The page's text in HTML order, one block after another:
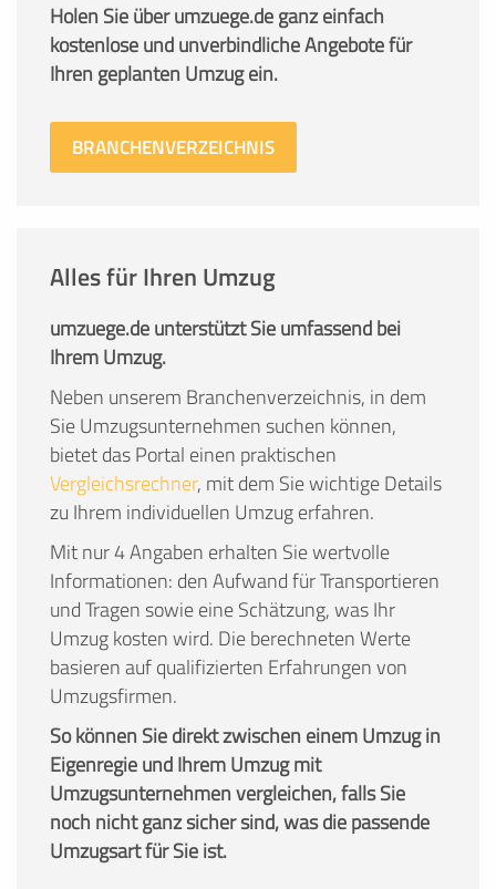
Holen Sie über umzuege.de ganz einfach
kostenlose und unverbindliche Angebote für
Ihren geplanten Umzug ein.
BRANCHENVERZEICHNIS
Alles für Ihren Umzug
umzuege.de unterstützt Sie umfassend bei
Ihrem Umzug.
Neben unserem Branchenverzeichnis, in dem
Sie Umzugsunternehmen suchen können,
bietet das Portal einen praktischen
Vergleichsrechner, mit dem Sie wichtige Details
zu Ihrem individuellen Umzug erfahren.
Mit nur 4 Angaben erhalten Sie wertvolle
Informationen: den Aufwand für Transportieren
und Tragen sowie eine Schätzung, was Ihr
Umzug kosten wird. Die berechneten Werte
basieren auf qualifizierten Erfahrungen von
Umzugsfirmen.
So können Sie direkt zwischen einem Umzug in
Eigenregie und Ihrem Umzug mit
Umzugsunternehmen vergleichen, falls Sie
noch nicht ganz sicher sind, was die passende
Umzugsart für Sie ist.